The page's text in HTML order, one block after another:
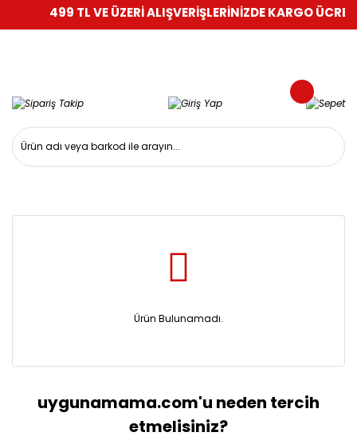
499 TL VE ÜZERİ ALIŞVERİŞLERİNİZDE KARGO
Ürün Bulunamadı.
uygunamama.com'u neden tercih
etmelisiniz?